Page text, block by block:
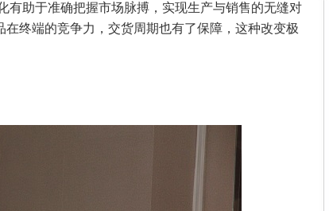
有助于准确把握市场脉搏，实现生产与销售的无缝对
终端的竞争力，交货周期也有了保障，这种改变极